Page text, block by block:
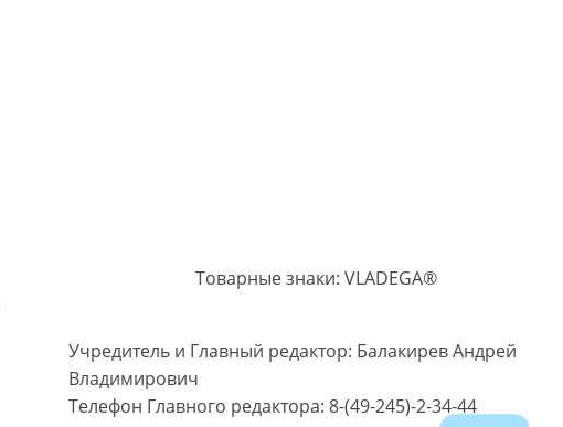
Товарные знаки: VLADEGA®
Учредитель и Главный редактор: Балакирев Андрей
Владимирович
Телефон Главного редактора: 8-(49-245)-2-34-44